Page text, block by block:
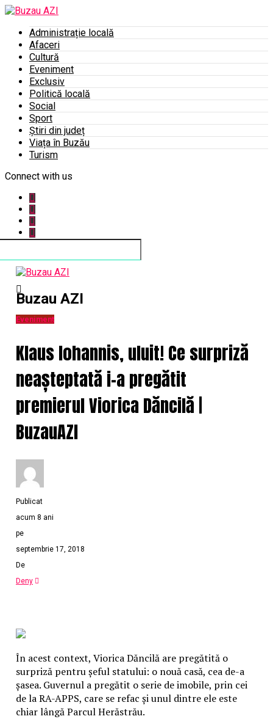
Administrație locală
Afaceri
Cultură
Eveniment
Exclusiv
Politică locală
Social
Sport
Știri din județ
Viața în Buzău
Turism
Connect with us
Buzau AZI
Eveniment
Klaus Iohannis, uluit! Ce surpriză
neașteptată i-a pregătit
premierul Viorica Dăncilă |
BuzauAZI
Publicat
acum 8 ani
pe
septembrie 17, 2018
De
Deny
În acest context, Viorica Dăncilă are pregătită o
surpriză pentru şeful statului: o nouă casă, cea de-a
şasea. Guvernul a pregătit o serie de imobile, prin cei
de la RA-APPS, care se refac şi unul dintre ele este
chiar lângă Parcul Herăstrău.